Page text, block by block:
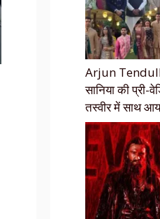
Arjun
सानिया की प्री-
तस्वीर में साथ